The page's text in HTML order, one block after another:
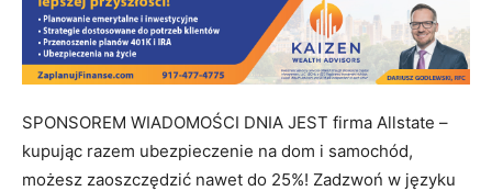
SPONSOREM WIADOMOŚCI DNIA JEST firma Allstate –
kupując razem ubezpieczenie na dom i samochód,
możesz zaoszczędzić nawet do 25%! Zadzwoń w języku